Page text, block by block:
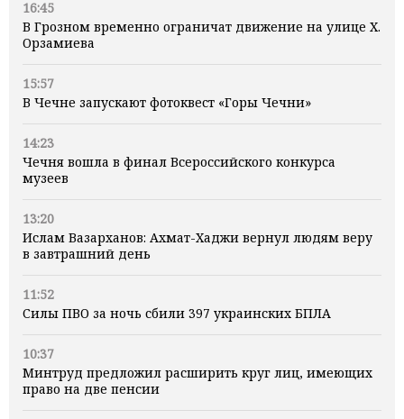
16:45
В Грозном временно ограничат движение на улице Х.
Орзамиева
15:57
В Чечне запускают фотоквест «Горы Чечни»
14:23
Чечня вошла в финал Всероссийского конкурса
музеев
13:20
Ислам Вазарханов: Ахмат-Хаджи вернул людям веру
в завтрашний день
11:52
Силы ПВО за ночь сбили 397 украинских БПЛА
10:37
Минтруд предложил расширить круг лиц, имеющих
право на две пенсии